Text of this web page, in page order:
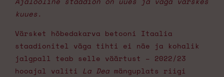
kuues.
Värsket hõbedakarva betooni Itaalia
staadionitel väga tihti ei näe ja kohalik
jalgpall teab selle väärtust – 2022/23
hooajal valiti La Dea mänguplats riigi